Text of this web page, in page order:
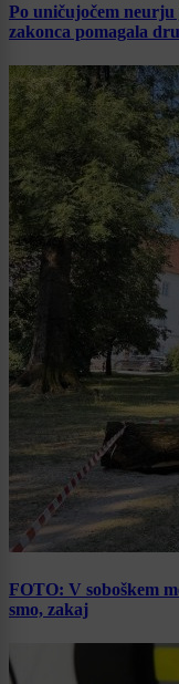
Po uničujočem
zakonca pomagala
FOTO: V soboškem
smo, zakaj